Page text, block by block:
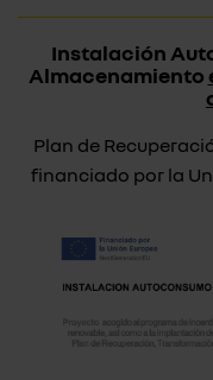
Instalación
Almacenamiento
Plan de
financiado por la